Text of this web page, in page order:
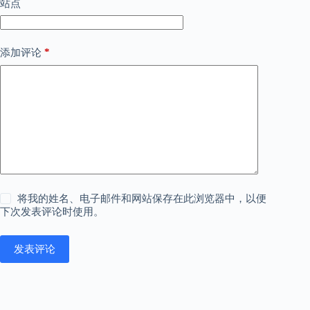
站点
添加评论 *
将我的姓名、电子邮件和网站保存在此浏览器中，以便
下次发表评论时使用。
发表评论